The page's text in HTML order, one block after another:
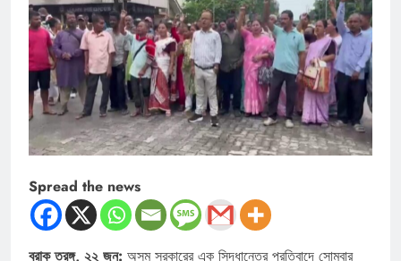
Spread the news
বরাক তরঙ্গ, ২২ জুন: অসম সরকারের এক সিদ্ধান্তের প্রতিবাদে সোমবার